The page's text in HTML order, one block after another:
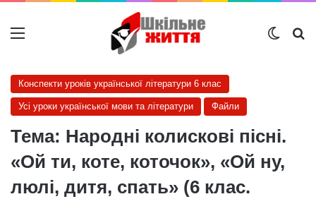
Меню
Конспекти уроків української літератури 6 клас
Усі уроки української мови та літератури Файли
Тема: Народні колискові пісні.
«Ой ти, коте, коточок», «Ой ну,
люлі, дитя, спать» (6 клас.